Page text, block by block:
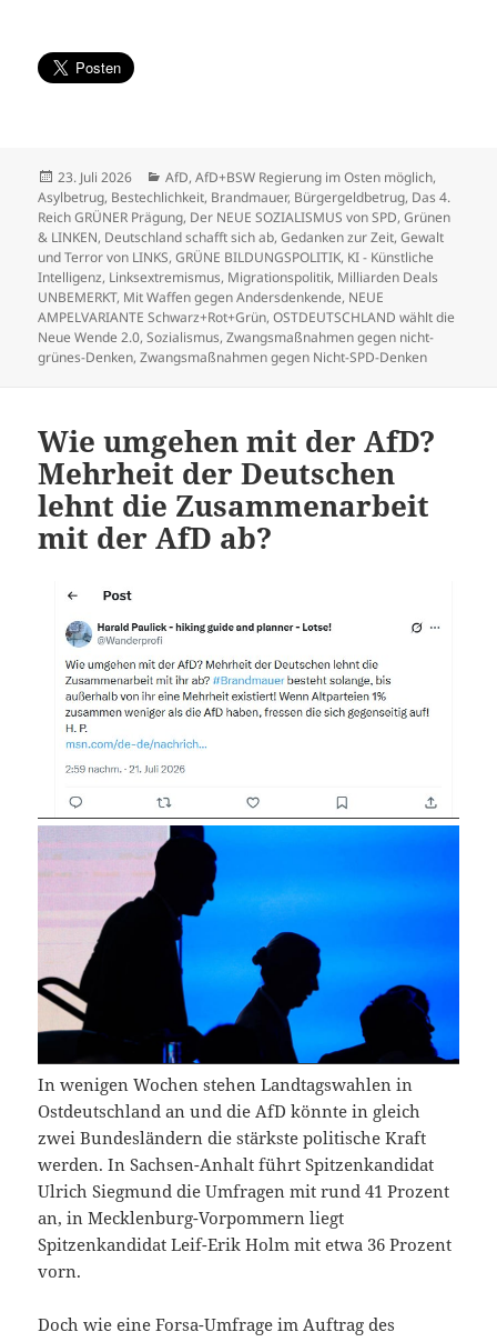
Veröffentlicht
am
23. Juli 2026 Kategorien
AfD,AfD+BSW Regierung im Osten möglich,
Asylbetrug, Bestechlichkeit, Brandmauer, Bürgergeldbetrug, Das 4.
Reich GRÜNER Prägung, Der NEUE SOZIALISMUS von SPD, Grünen
& LINKEN, Deutschland schafft sich ab,Gedanken zur Zeit,Gewalt
und Terror von LINKS,GRÜNE BILDUNGSPOLITIK, KI - Künstliche
Intelligenz, Linksextremismus, Migrationspolitik, Milliarden Deals
UNBEMERKT, Mit Waffen gegen Andersdenkende, NEUE
AMPELVARIANTE Schwarz+Rot+Grün,OSTDEUTSCHLAND wählt die
Neue Wende 2.0,Sozialismus,Zwangsmaßnahmen gegen nicht-
grünes-Denken,Zwangsmaßnahmen gegen Nicht-SPD-Denken
Wie umgehen mit der AfD?
Mehrheit der Deutschen
lehnt die Zusammenarbeit
mit der AfD ab?
In wenigen Wochen stehen Landtagswahlen in
Ostdeutschland an und die AfD könnte in gleich
zwei Bundesländern die stärkste politische Kraft
werden. In Sachsen-Anhalt führt Spitzenkandidat
Ulrich Siegmund die Umfragen mit rund 41 Prozent
an, in Mecklenburg-Vorpommern liegt
Spitzenkandidat Leif-Erik Holm mit etwa 36 Prozent
vorn.
Doch wie eine Forsa-Umfrage im Auftrag des